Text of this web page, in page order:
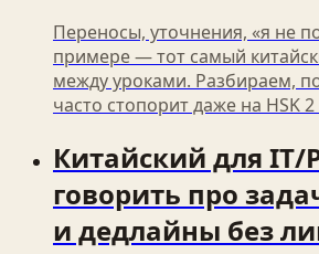
Переносы, уточнения, «я не
примере — тот самый
между уроками. Разбираем,
часто стопорит даже на HSK
Китайский для IT/
говорить про
и дедлайны без